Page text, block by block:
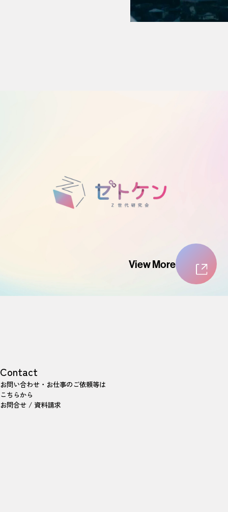
View More
Contact
お問い合わせ・お仕事のご依頼等は
こちらから
お問合せ / 資料請求